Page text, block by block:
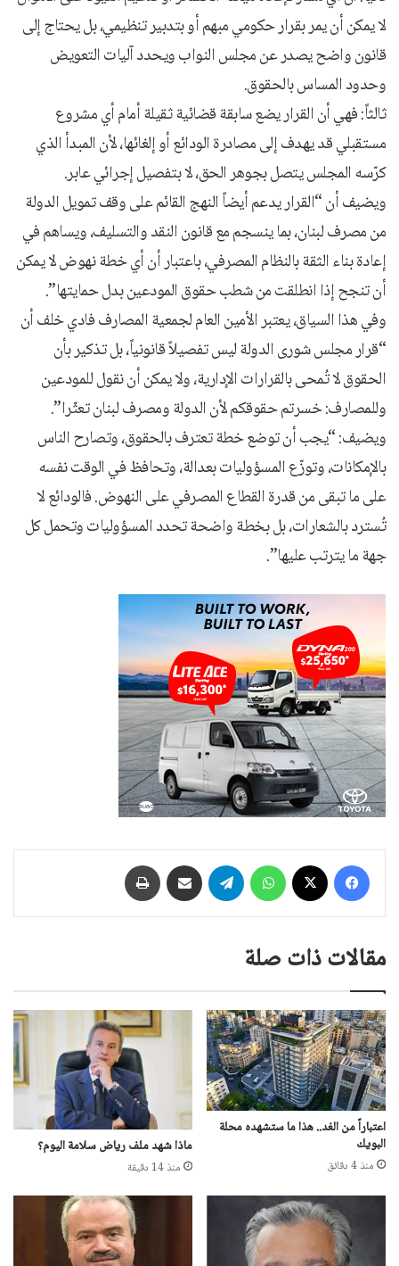
لا يمكن أن يمر بقرار حكومي مبهم أو بتدبير تنظيمي، بل يحتاج إلى
قانون واضح يصدر عن مجلس النواب ويحدد آليات التعويض
وحدود المساس بالحقوق.
ثالثاً: فهي أن القرار يضع سابقة قضائية ثقيلة أمام أي مشروع
مستقبلي قد يهدف إلى مصادرة الودائع أو إلغائها، لأن المبدأ الذي
كرّسه المجلس يتصل بجوهر الحق، لا بتفصيل إجرائي عابر.
ويضيف أن “القرار يدعم أيضاً النهج القائم على وقف تمويل الدولة
من مصرف لبنان، بما ينسجم مع قانون النقد والتسليف، ويساهم في
إعادة بناء الثقة بالنظام المصرفي، باعتبار أن أي خطة نهوض لا يمكن
أن تنجح إذا انطلقت من شطب حقوق المودعين بدل حمايتها”.
وفي هذا السياق، يعتبر الأمين العام لجمعية المصارف فادي خلف أن
“قرار مجلس شورى الدولة ليس تفصيلاً قانونياً، بل تذكير بأن
الحقوق لا تُمحى بالقرارات الإدارية، ولا يمكن أن نقول للمودعين
وللمصارف: خسرتم حقوقكم لأن الدولة ومصرف لبنان تعثّرا”.
ويضيف: “يجب أن توضع خطة تعترف بالحقوق، وتصارح الناس
بالإمكانات، وتوزّع المسؤوليات بعدالة، وتحافظ في الوقت نفسه
على ما تبقى من قدرة القطاع المصرفي على النهوض. فالودائع لا
تُسترد بالشعارات، بل بخطة واضحة تحدد المسؤوليات وتحمل كل
جهة ما يترتب عليها”.
فيسبوك واتساب تيلقرام مشاركة عبر البريد
مقالات ذات صلة
اعتباراً من الغد.. هذا ما ستشهده محلة
البويك
منذ 4 دقائق
ماذا شهد ملف رياض سلامة اليوم؟
منذ 14 دقيقة